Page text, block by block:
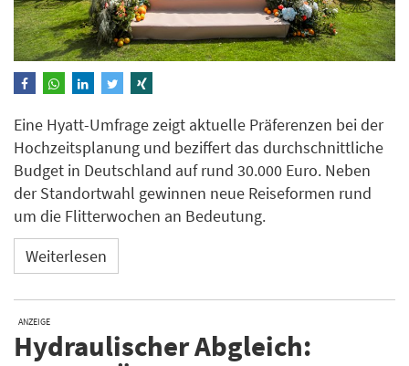
Eine Hyatt-Umfrage zeigt aktuelle Präferenzen bei der
Hochzeitsplanung und beziffert das durchschnittliche
Budget in Deutschland auf rund 30.000 Euro. Neben
der Standortwahl gewinnen neue Reiseformen rund
um die Flitterwochen an Bedeutung.
Weiterlesen
ANZEIGE
Hydraulischer Abgleich: